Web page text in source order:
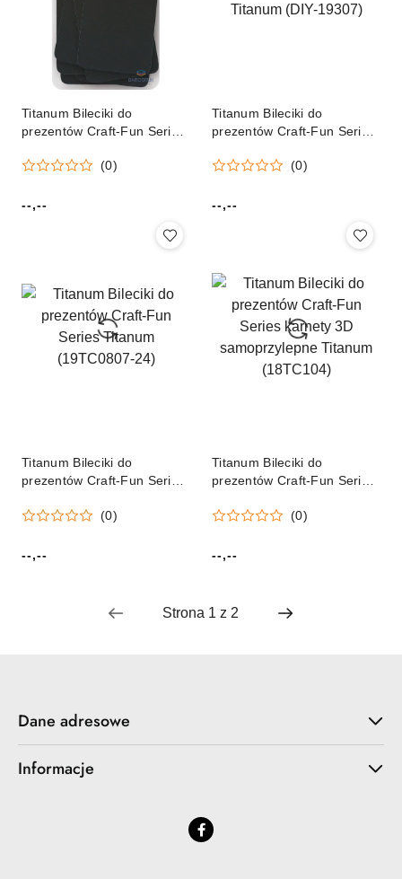
Titanum Bileciki do
prezentów Craft-Fun Series
(0)
Cena:
--,--
Titanum Bileciki do
prezentów Craft-Fun Series
19307)
(0)
Cena:
--,--
Titanum Bileciki do
prezentów Craft-Fun Series
(0)
Cena:
--,--
Titanum Bileciki do
prezentów Craft-Fun Series
Titanum (18TC104)
(0)
Cena:
--,--
Dane adresowe
Informacje